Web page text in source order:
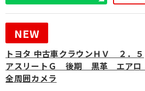
NEW
トヨタ 中古車クラウンＨＶ ２．５
アスリートＧ 後期 黒革 エアロ
全周囲カメラ